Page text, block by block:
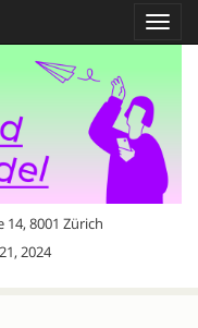
14, 8001 Zürich
2024